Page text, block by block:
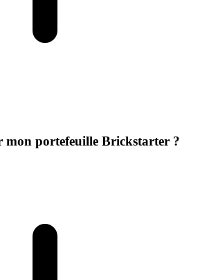
mon portefeuille Brickstarter ?